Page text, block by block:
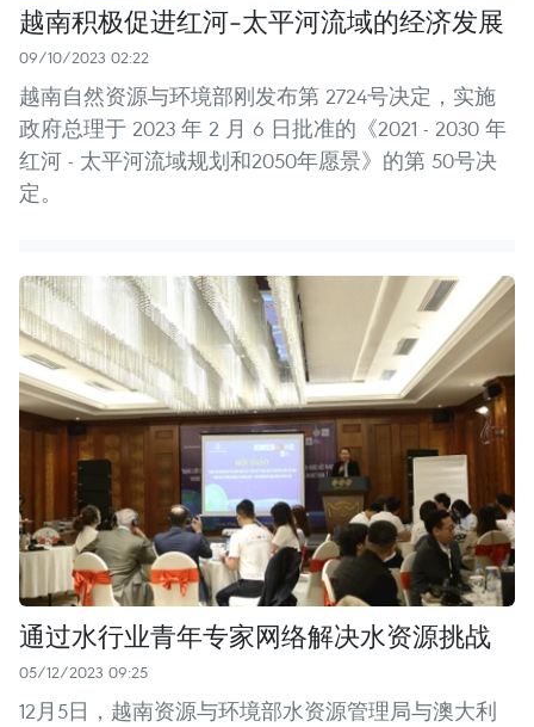
越南积极促进红河-太平河流域的经济发展
09/10/2023 02:22
越南自然资源与环境部刚发布第 2724号决定，实施
政府总理于 2023 年 2 月 6 日批准的《2021 - 2030 年
红河 - 太平河流域规划和2050年愿景》的第 50号决
定。
通过水行业青年专家网络解决水资源挑战
05/12/2023 09:25
12月5日，越南资源与环境部水资源管理局与澳大利